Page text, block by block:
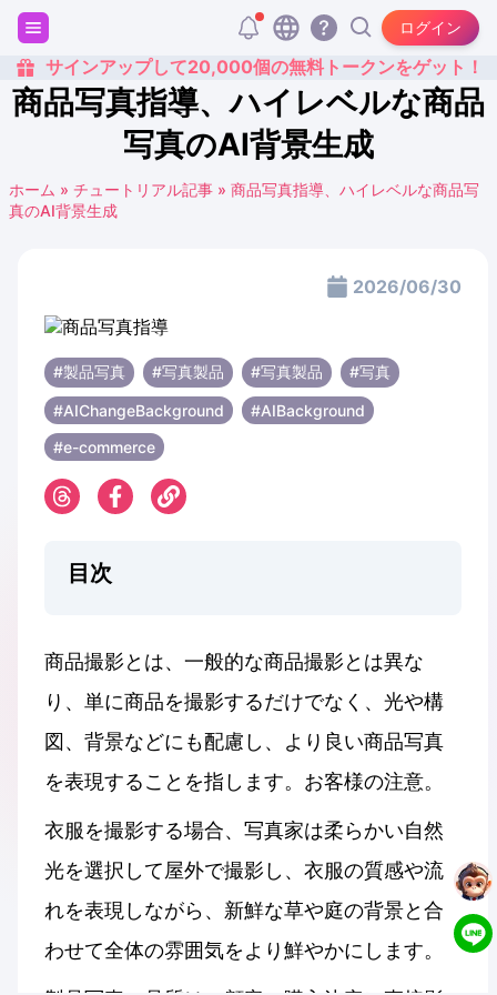
ログイン
サインアップして20,000個の無料トークンをゲット！
商品写真指導、ハイレベルな商品
写真のAI背景生成
ホーム » チュートリアル記事 » 商品写真指導、ハイレベルな商品写
真のAI背景生成
2026/06/30
#製品写真 #写真製品 #写真製品 #写真
#AIChangeBackground
#AIBackground
#e-commerce
目次
商品撮影とは、一般的な商品撮影とは異な
り、単に商品を撮影するだけでなく、光や構
図、背景などにも配慮し、より良い商品写真
を表現することを指します。お客様の注意。
衣服を撮影する場合、写真家は柔らかい自然
光を選択して屋外で撮影し、衣服の質感や流
れを表現しながら、新鮮な草や庭の背景と合
わせて全体の雰囲気をより鮮やかにします。